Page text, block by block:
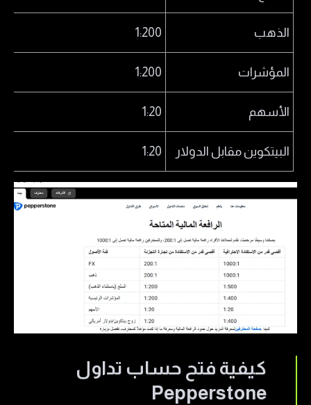
الذهب 1:200
المؤشرات 1:200
الأسهم 1:20
البيتكوين مقابل الدولار 1:20
كيفية فتح حساب تداول
Pepperstone